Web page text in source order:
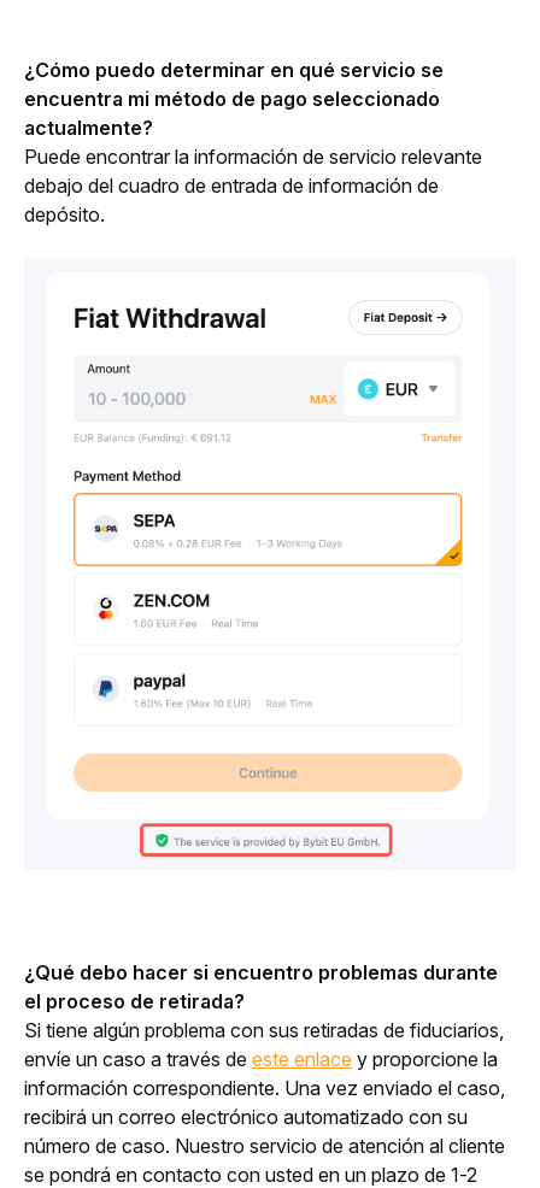
¿Cómo puedo determinar en qué servicio se
encuentra mi método de pago seleccionado
actualmente?
Puede encontrar la información de servicio relevante
debajo del cuadro de entrada de información de
depósito.
¿Qué debo hacer si encuentro problemas durante
el proceso de retirada?
Si tiene algún problema con sus retiradas de fiduciarios,
envíe un caso a través de este enlace y proporcione la
información correspondiente. Una vez enviado el caso,
recibirá un correo electrónico automatizado con su
número de caso. Nuestro servicio de atención al cliente
se pondrá en contacto con usted en un plazo de 1-2